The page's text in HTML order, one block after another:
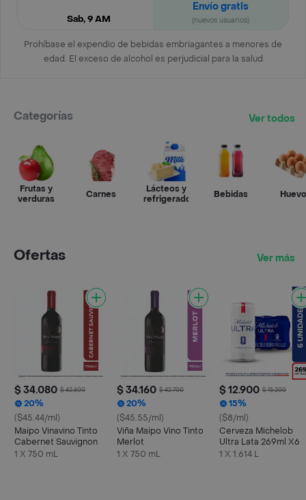
Sab, 9 AM
Envío gratis
(nuevos usuarios)
Prohíbase el expendio de bebidas embriagantes a menores de
edad. El exceso de alcohol es perjudicial para la salud
Categorías Ver todos
Frutas y
verduras
Carnes
Lácteos y
refrigerados
Bebidas
Ofertas Ver más
$ 34.080 $ 42.600
20%
($45.44/ml)
Maipo Vinavino Tinto
Cabernet Sauvignon
1 X 750 mL
$ 34.160 $ 42.700
20%
($45.55/ml)
Viña Maipo Vino Tinto
Merlot
1 X 750 mL
$ 12.900 $ 15.200
15%
($8/ml)
Cerveza Michelob
Ultra Lata 269ml X6
1 X 1.614 L